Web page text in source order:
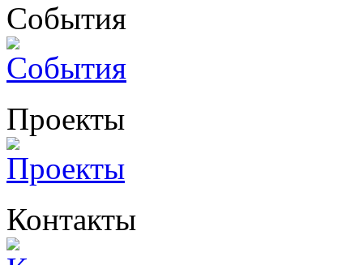
События
Проекты
Контакты